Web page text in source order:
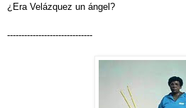
¿Era Velázquez un ángel?
------------------------------